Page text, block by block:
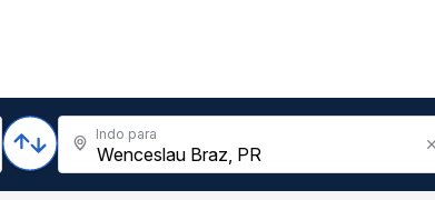
Indo para